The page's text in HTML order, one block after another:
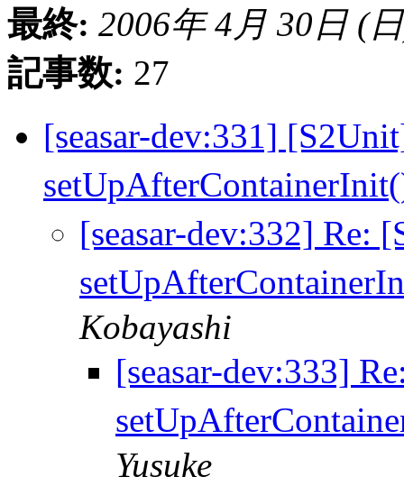
最終: 2006年 4月 30日 (
記事数: 27
[seasar-dev:331]
[seasar-dev:332] Re:
Kobayashi
[seasar-dev:333]
Yusuke